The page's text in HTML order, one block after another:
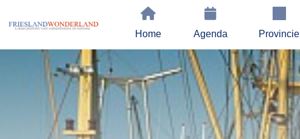
Home Agenda Provincie